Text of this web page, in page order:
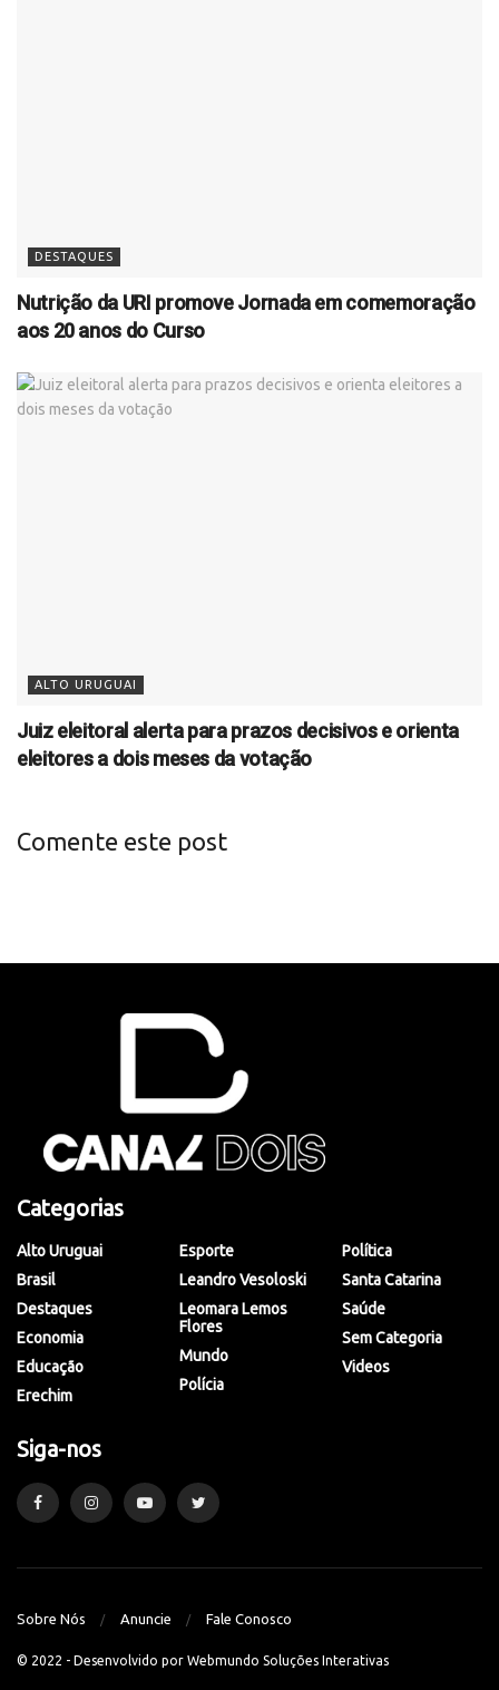
DESTAQUES
Nutrição da URI promove Jornada em comemoração
aos 20 anos do Curso
ALTO URUGUAI
Juiz eleitoral alerta para prazos decisivos e orienta
eleitores a dois meses da votação
Comente este post
Categorias
Alto Uruguai
Brasil
Destaques
Economia
Educação
Erechim
Esporte
Leandro Vesoloski
Leomara Lemos
Flores
Mundo
Polícia
Política
Santa Catarina
Saúde
Sem Categoria
Videos
Siga-nos
Sobre Nós Anuncie Fale Conosco
© 2022 - Desenvolvido por Webmundo Soluções Interativas